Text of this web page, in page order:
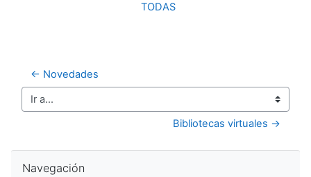
TODAS
← Novedades
Ir a...
Bibliotecas virtuales →
Navegación